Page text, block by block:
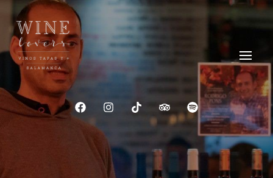
Wine Lovers Salamanca
Siente el Alma del Vino